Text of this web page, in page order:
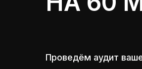
Проведём аудит